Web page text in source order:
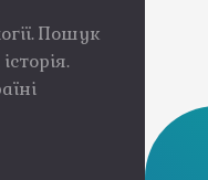
Пошук